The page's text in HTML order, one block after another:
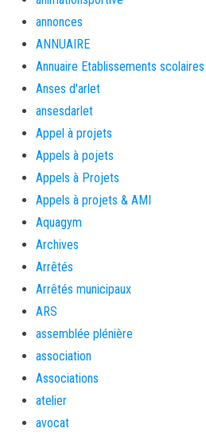
annonces
ANNUAIRE
Annuaire Etablissements scolaires
Anses d'arlet
ansesdarlet
Appel à projets
Appels à pojets
Appels à Projets
Appels à projets & AMI
Aquagym
Archives
Arrêtés
Arrêtés municipaux
ARS
assemblée plénière
association
Associations
atelier
avocat